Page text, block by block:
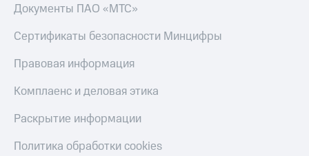
Документы ПАО «МТС»
Сертификаты безопасности Минцифры
Правовая информация
Комплаенс и деловая этика
Раскрытие информации
Политика обработки cookies